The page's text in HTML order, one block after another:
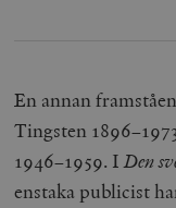
En annan
Tingsten
1946–1959. IDen
enstaka publicist